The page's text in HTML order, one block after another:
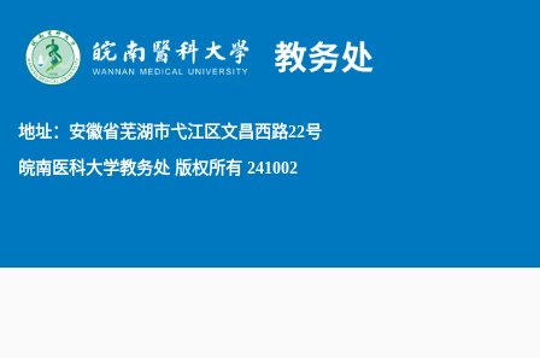
地址：安徽省芜湖市弋江区文昌西路22号
皖南医科大学教务处 版权所有 241002